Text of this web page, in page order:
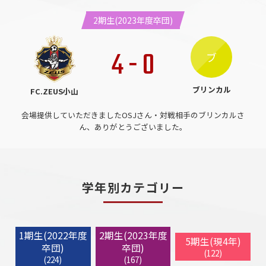
2期生(2023年度卒団)
FC.ZEUS小山
4-0 ブ
ブリンカル
会場提供していただきましたOSJさん・対戦相手のブリンカルさ
ん、ありがとうございました。
学年別カテゴリー
1期生(2022年度
卒団)
(224)
2期生(2023年度
卒団)
(167)
5期生(現4年)
(122)